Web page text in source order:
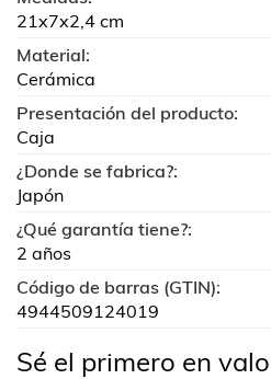
21x7x2,4 cm
Material:
Cerámica
Presentación del producto:
Caja
¿Donde se fabrica?:
Japón
¿Qué garantía tiene?:
2 años
Código de barras (GTIN):
4944509124019
Sé el primero en